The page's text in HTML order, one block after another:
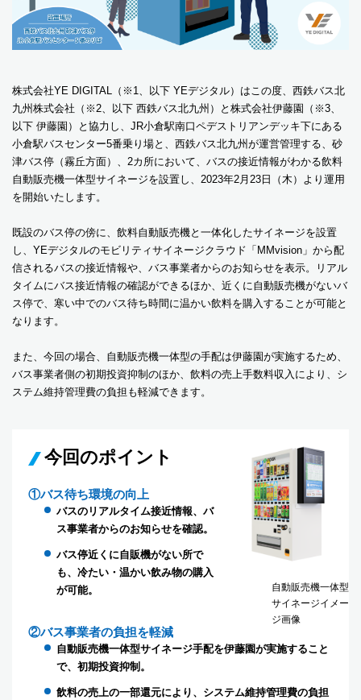
株式会社YE DIGITAL（※1、以下 YEデジタル）はこの度、西鉄バス北
九州株式会社（※2、以下 西鉄バス北九州）と株式会社伊藤園（※3、
以下 伊藤園）と協力し、JR小倉駅南口ペデストリアンデッキ下にある
小倉駅バスセンター5番乗り場と、西鉄バス北九州が運営管理する、砂
津バス停（霧丘方面）、2カ所において、バスの接近情報がわかる飲料
自動販売機一体型サイネージを設置し、2023年2月23日（木）より運用
を開始いたします。
既設のバス停の傍に、飲料自動販売機と一体化したサイネージを設置
し、YEデジタルのモビリティサイネージクラウド「MMvision」から配
信されるバスの接近情報や、バス事業者からのお知らせを表示。リアル
タイムにバス接近情報の確認ができるほか、近くに自動販売機がないバ
ス停で、寒い中でのバス待ち時間に温かい飲料を購入することが可能と
なります。
また、今回の場合、自動販売機一体型の手配は伊藤園が実施するため、
バス事業者側の初期投資抑制のほか、飲料の売上手数料収入により、シ
ステム維持管理費の負担も軽減できます。
自動販売機一体型
サイネージイメー
ジ画像
今回のポイント
①バス待ち環境の向上
バスのリアルタイム接近情報、バ
ス事業者からのお知らせを確認。
バス停近くに自販機がない所で
も、冷たい・温かい飲み物の購入
が可能。
②バス事業者の負担を軽減
自動販売機一体型サイネージ手配を伊藤園が実施すること
で、初期投資抑制。
飲料の売上の一部還元により、システム維持管理費の負担